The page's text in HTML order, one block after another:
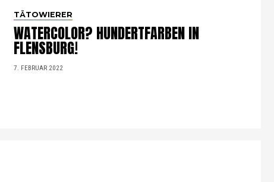
TÄTOWIERER
WATERCOLOR? HUNDERTFARBEN IN
FLENSBURG!
7. FEBRUAR 2022